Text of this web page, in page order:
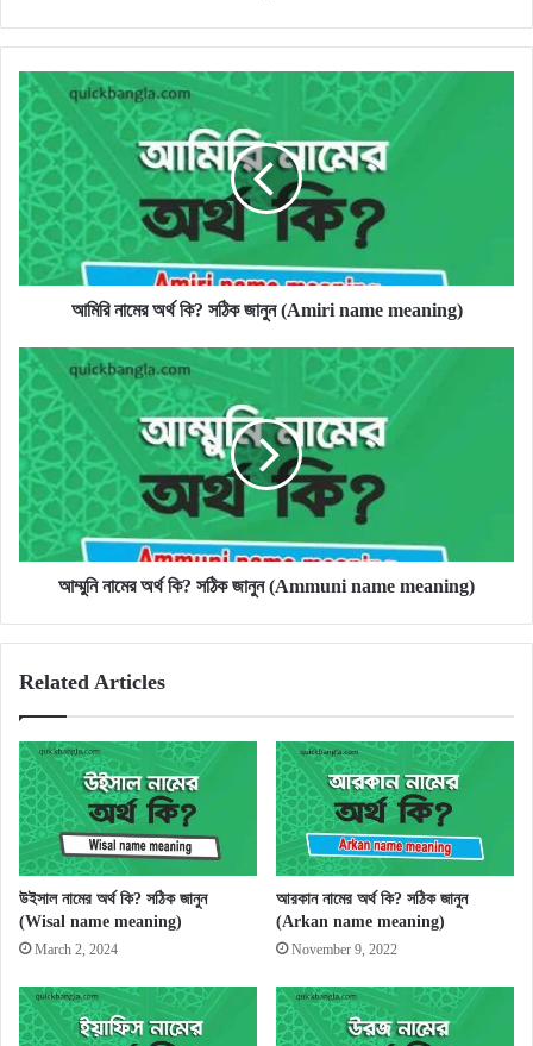
আমিরি
নামের
অর্থ
কি?
সঠিক
জানুন
(Amiri
name
meaning)
আমিরি নামের অর্থ কি? সঠিক জানুন (Amiri name meaning)
আম্মুনি
নামের
অর্থ
কি?
সঠিক
জানুন
(Ammuni
name
meaning)
আম্মুনি নামের অর্থ কি? সঠিক জানুন (Ammuni name meaning)
Related Articles
উইসাল নামের অর্থ কি? সঠিক জানুন
(Wisal name meaning)
March 2, 2024
আরকান নামের অর্থ কি? সঠিক জানুন
(Arkan name meaning)
November 9, 2022